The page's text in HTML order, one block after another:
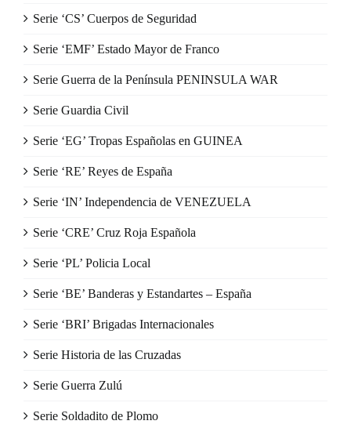
Serie ‘CS’ Cuerpos de Seguridad
Serie ‘EMF’ Estado Mayor de Franco
Serie Guerra de la Península PENINSULA WAR
Serie Guardia Civil
Serie ‘EG’ Tropas Españolas en GUINEA
Serie ‘RE’ Reyes de España
Serie ‘IN’ Independencia de VENEZUELA
Serie ‘CRE’ Cruz Roja Española
Serie ‘PL’ Policia Local
Serie ‘BE’ Banderas y Estandartes – España
Serie ‘BRI’ Brigadas Internacionales
Serie Historia de las Cruzadas
Serie Guerra Zulú
Serie Soldadito de Plomo